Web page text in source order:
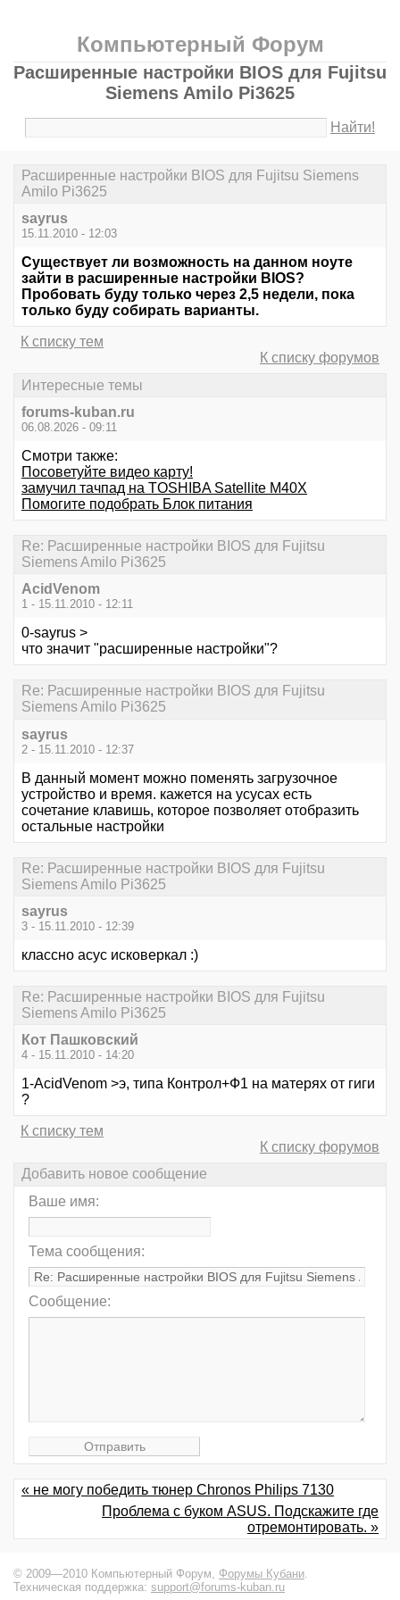
Компьютерный Форум
Расширенные настройки BIOS для Fujitsu
Siemens Amilo Pi3625
Найти!
Расширенные настройки BIOS для Fujitsu Siemens
Amilo Pi3625
sayrus
15.11.2010 - 12:03
Существует ли возможность на данном ноуте
зайти в расширенные настройки BIOS?
Пробовать буду только через 2,5 недели, пока
только буду собирать варианты.
К списку тем
К списку форумов
Интересные темы
forums-kuban.ru
06.08.2026 - 09:11
Смотри также:
Посоветуйте видео карту!
замучил тачпад на TOSHIBA Satellite M40X
Помогите подобрать Блок питания
Re: Расширенные настройки BIOS для Fujitsu
Siemens Amilo Pi3625
AcidVenom
1 - 15.11.2010 - 12:11
0-sayrus >
что значит "расширенные настройки"?
Re: Расширенные настройки BIOS для Fujitsu
Siemens Amilo Pi3625
sayrus
2 - 15.11.2010 - 12:37
В данный момент можно поменять загрузочное
устройство и время. кажется на усусах есть
сочетание клавишь, которое позволяет отобразить
остальные настройки
Re: Расширенные настройки BIOS для Fujitsu
Siemens Amilo Pi3625
sayrus
3 - 15.11.2010 - 12:39
классно асус исковеркал :)
Re: Расширенные настройки BIOS для Fujitsu
Siemens Amilo Pi3625
Кот Пашковский
4 - 15.11.2010 - 14:20
1-AcidVenom >э, типа Контрол+Ф1 на матерях от гиги
?
К списку тем
К списку форумов
Добавить новое сообщение
Ваше имя:
Тема сообщения:
Сообщение:
« не могу победить тюнер Chronos Philips 7130
Проблема с буком ASUS. Подскажите где
отремонтировать. »
© 2009—2010 Компьютерный Форум, Форумы Кубани.
Техническая поддержка: support@forums-kuban.ru